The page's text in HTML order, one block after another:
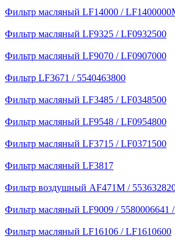
Фильтр масляный LF14000 /
Фильтр масляный LF9325 / LF0932500
Фильтр масляный LF9070 / LF0907000
Фильтр LF3671 / 5540463800
Фильтр масляный LF3485 / LF0348500
Фильтр масляный LF9548 / LF0954800
Фильтр масляный LF3715 / LF0371500
Фильтр масляный LF3817
Фильтр воздушный AF471M /
Фильтр масляный LF9009 / 5580006641
Фильтр масляный LF16106 / LF1610600